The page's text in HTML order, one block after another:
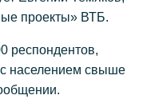
проекты» ВТБ.
респондентов,
населением свыше